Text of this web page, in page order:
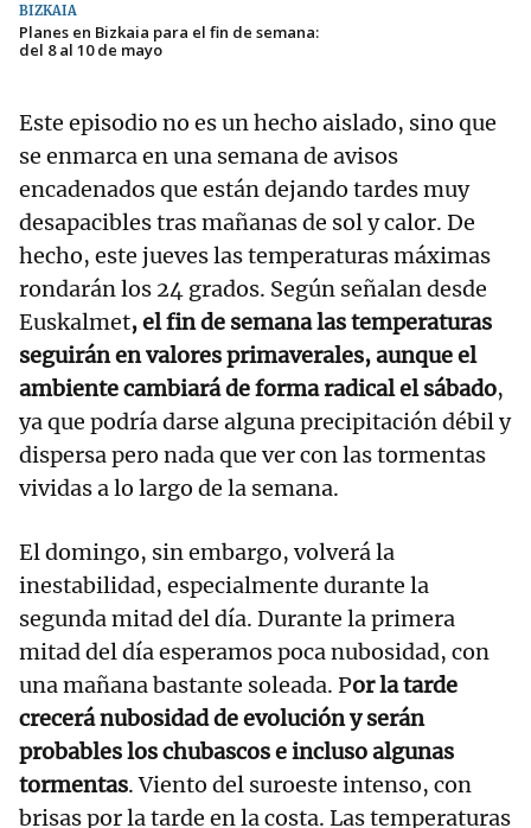
BIZKAIA
Planes en Bizkaia para el fin de semana:
del 8 al 10 de mayo
Este episodio no es un hecho aislado, sino que
se enmarca en una semana de avisos
encadenados que están dejando tardes muy
desapacibles tras mañanas de sol y calor. De
hecho, este jueves las temperaturas máximas
rondarán los 24 grados. Según señalan desde
Euskalmet, el fin de semana las temperaturas
seguirán en valores primaverales, aunque el
ambiente cambiará de forma radical el sábado,
ya que podría darse alguna precipitación débil y
dispersa pero nada que ver con las tormentas
vividas a lo largo de la semana.
El domingo, sin embargo, volverá la
inestabilidad, especialmente durante la
segunda mitad del día. Durante la primera
mitad del día esperamos poca nubosidad, con
una mañana bastante soleada. Por la tarde
crecerá nubosidad de evolución y serán
probables los chubascos e incluso algunas
tormentas. Viento del suroeste intenso, con
brisas por la tarde en la costa. Las temperaturas